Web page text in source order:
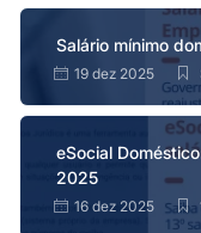
Salário mínimo
19 dez 2025
eSocial
2025
16 dez 2025